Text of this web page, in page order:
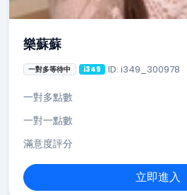
樂蘇蘇
一對多等待中 i349 ID: i349_300978
一對多點數
一對一點數
滿意度評分
立即進入